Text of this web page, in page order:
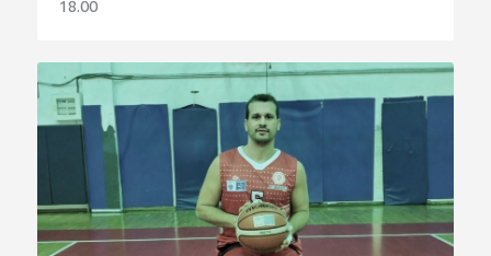
18.00